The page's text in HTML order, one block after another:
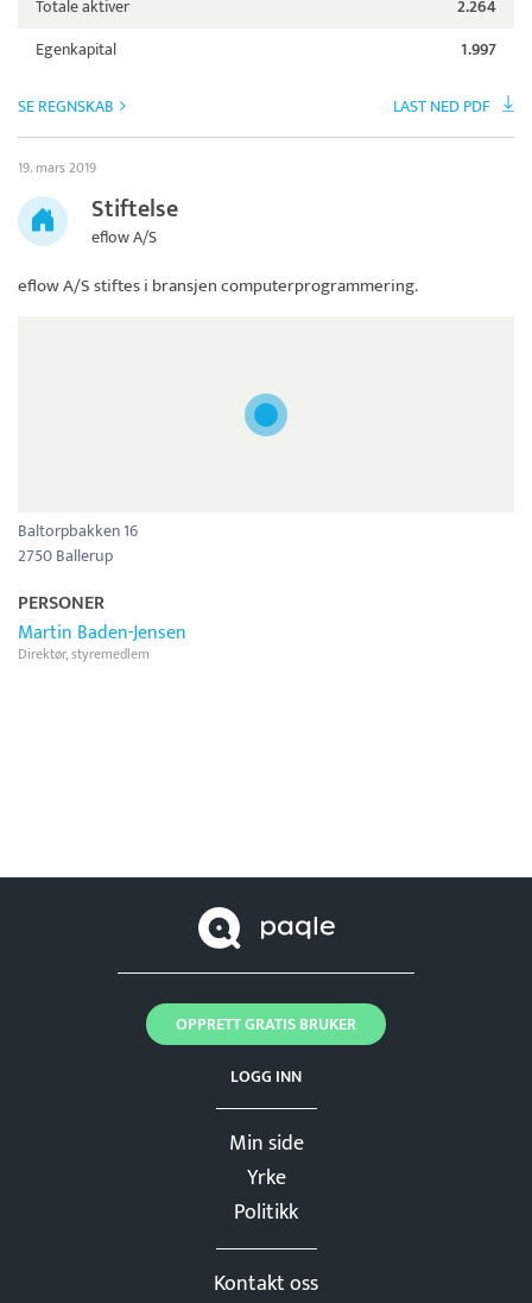
Totale aktiver
2.264
Egenkapital
1.997
SE REGNSKAB LAST NED PDF
19. mars 2019
Stiftelse
eflow A/S
eflow A/Sstiftes i bransjen computerprogrammering.
Baltorpbakken 16
2750 Ballerup
PERSONER
Martin Baden-Jensen
Direktør, styremedlem
Min side
Yrke
Politikk
Kontakt oss
LOGG INN
OPPRETT GRATIS BRUKER